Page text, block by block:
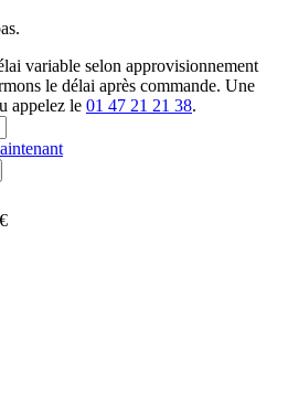
variable selon approvisionnement
le délai après commande. Une
appelez le 01 47 21 21 38.